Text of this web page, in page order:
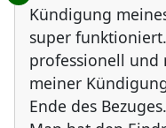
Kündigung
super
professionell und
meiner
Ende des Bezuges.